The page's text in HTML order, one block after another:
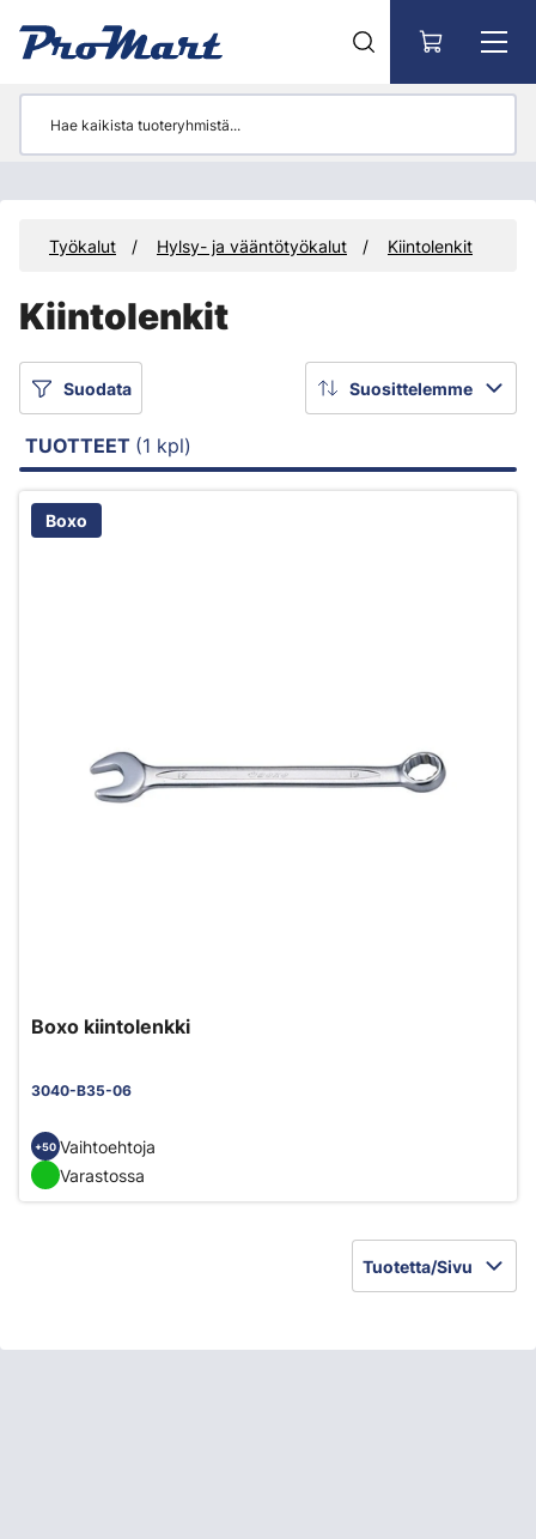
Työkalut Hylsy- ja vääntötyökalut Kiintolenkit
Kiintolenkit
Suodata Suosittelemme
TUOTTEET (1 kpl)
Boxo
Boxo kiintolenkki
3040-B35-06
+50 Vaihtoehtoja
Varastossa
Tuotetta/Sivu